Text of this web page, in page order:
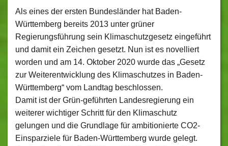
Als eines der ersten Bundesländer hat Baden-
Württemberg bereits 2013 unter grüner
Regierungsführung sein Klimaschutzgesetz eingeführt
und damit ein Zeichen gesetzt. Nun ist es novelliert
worden und am 14. Oktober 2020 wurde das „Gesetz
zur Weiterentwicklung des Klimaschutzes in Baden-
Württemberg“ vom Landtag beschlossen.
Damit ist der Grün-geführten Landesregierung ein
weiterer wichtiger Schritt für den Klimaschutz
gelungen und die Grundlage für ambitionierte CO2-
Einsparziele für Baden-Württemberg wurde gelegt.